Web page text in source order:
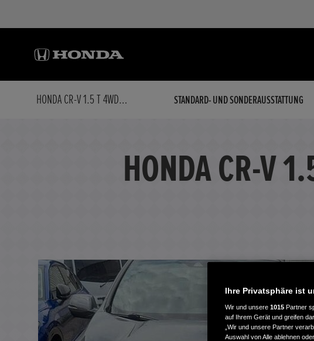
HONDA CR-V 1.5 T 4WD LIFESTYLE, AHK, WR STANDARD- UND SONDERAUSSTATTUNG
HONDA CR-V
Ihre Privatsphäre ist
Wir und unsere 1015 Partner
auf Ihrem Gerät und greifen
„Wir und unsere Partner
Auswahl von Alle ablehnen